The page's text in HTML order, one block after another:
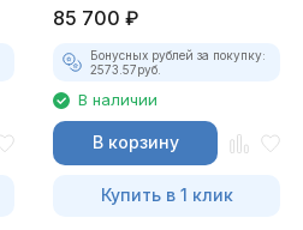
85 700 ₽
Бонусных рублей за покупку:
2573.57руб.
В наличии
В корзину
Купить в 1 клик